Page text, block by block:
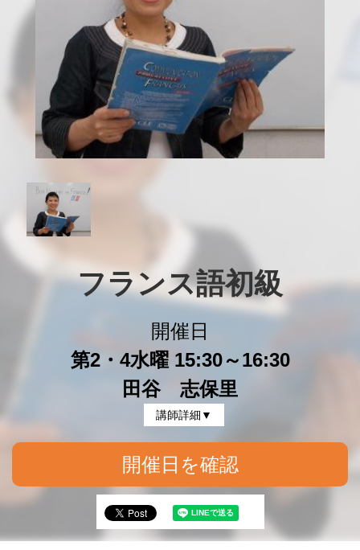
フランス語初級
開催日
第2・4水曜 15:30～16:30
田谷 志保里
講師詳細▼
開催日を確認